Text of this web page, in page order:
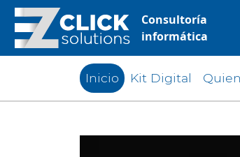
Consultoría
informática
Inicio Kit Digital